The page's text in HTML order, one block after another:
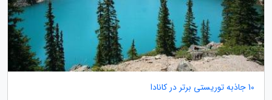
10 جاذبه توریستی برتر در کانادا